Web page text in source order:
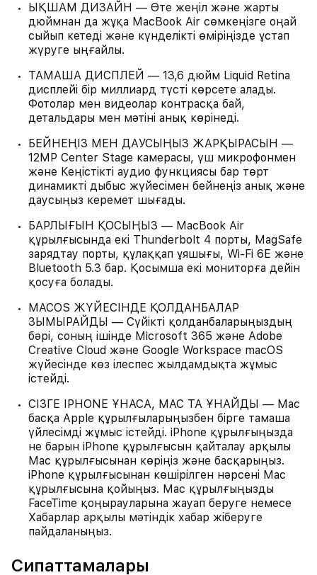
ЫҚШАМ ДИЗАЙН — Өте жеңіл және жарты
дюймнан да жұқа MacBook Air сөмкеңізге оңай
сыйып кетеді және күнделікті өміріңізде ұстап
жүруге ыңғайлы.
ТАМАША ДИСПЛЕЙ — 13,6 дюйм Liquid Retina
дисплейі бір миллиард түсті көрсете алады.
Фотолар мен видеолар контрасқа бай,
детальдары мен мәтіні анық көрінеді.
БЕЙНЕҢІЗ МЕН ДАУСЫҢЫЗ ЖАРҚЫРАСЫН —
12MP Center Stage камерасы, үш микрофонмен
және Кеңістікті аудио функциясы бар төрт
динамикті дыбыс жүйесімен бейнеңіз анық және
даусыңыз керемет шығады.
БАРЛЫҒЫН ҚОСЫҢЫЗ — MacBook Air
құрылғысында екі Thunderbolt 4 порты, MagSafe
зарядтау порты, құлаққап ұяшығы, Wi-Fi 6E және
Bluetooth 5.3 бар. Қосымша екі мониторға дейін
қосуға болады.
MACOS ЖҮЙЕСІНДЕ ҚОЛДАНБАЛАР
ЗЫМЫРАЙДЫ — Сүйікті қолданбаларыңыздың
бәрі, соның ішінде Microsoft 365 және Adobe
Creative Cloud және Google Workspace macOS
жүйесінде көз ілеспес жылдамдықта жұмыс
істейді.
СІЗГЕ IPHONE ҰНАСА, MAC ТА ҰНАЙДЫ — Mac
басқа Apple құрылғыларыңызбен бірге тамаша
үйлесімді жұмыс істейді. iPhone құрылғыңызда
не барын iPhone құрылғысын қайталау арқылы
Mac құрылғысынан көріңіз және басқарыңыз.
iPhone құрылғысынан көшірілген нәрсені Mac
құрылғысына қойыңыз. Mac құрылғыңызды
FaceTime қоңырауларына жауап беруге немесе
Хабарлар арқылы мәтіндік хабар жіберуге
пайдаланыңыз.
Сипаттамалары